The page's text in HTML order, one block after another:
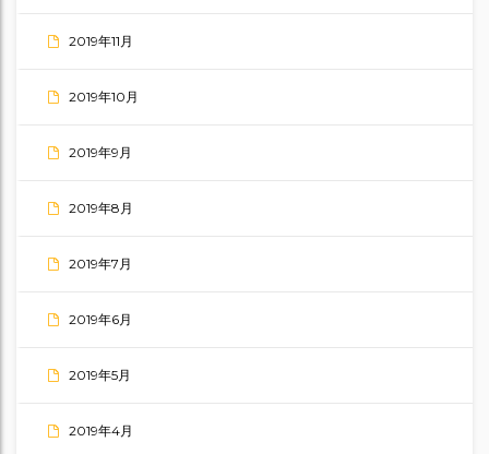
2019年11月
2019年10月
2019年9月
2019年8月
2019年7月
2019年6月
2019年5月
2019年4月